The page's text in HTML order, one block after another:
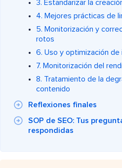
3. Estandarizar la
4. Mejores prácticas de
5. Monitorización y
rotos
6. Uso y optimización de
7. Monitorización del
8. Tratamiento de la
contenido
Reflexiones finales
SOP de SEO: Tus
respondidas